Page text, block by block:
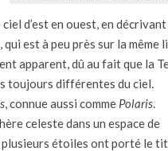
d’est en ouest, en décrivant
est à peu près sur la même
apparent, dû au fait que la
toujours différentes du ciel.
, connue aussi comme Polaris.
celeste dans un espace de
plusieurs étoiles ont porté le